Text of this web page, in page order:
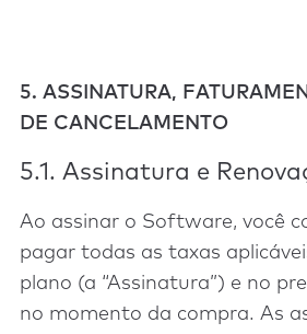
5. ASSINATURA,
DE CANCELAMENTO
5.1. Assinatura e
Ao assinar o Software, você
pagar todas as taxas
plano (a “Assinatura”) e no
no momento da compra. As